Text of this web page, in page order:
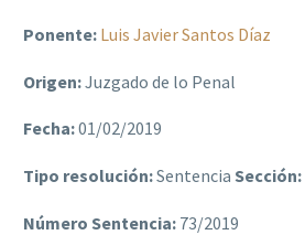
Ponente: Luis Javier Santos Díaz
Origen:Juzgado de lo Penal
Fecha:01/02/2019
Tipo resolución:Sentencia Sección:
Número Sentencia: 73/2019